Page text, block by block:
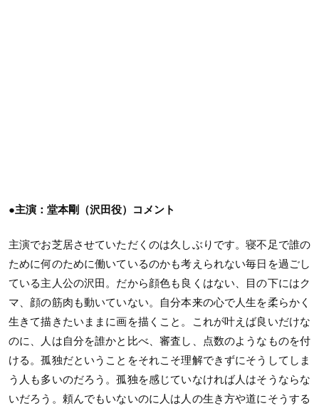
●主演：堂本剛（沢田役）コメント
主演でお芝居させていただくのは久しぶりです。寝不足で誰の
ために何のために働いているのかも考えられない毎日を過ごし
ている主人公の沢田。だから顔色も良くはない、目の下にはク
マ、顔の筋肉も動いていない。自分本来の心で人生を柔らかく
生きて描きたいままに画を描くこと。これが叶えば良いだけな
のに、人は自分を誰かと比べ、審査し、点数のようなものを付
ける。孤独だということをそれこそ理解できずにそうしてしま
う人も多いのだろう。孤独を感じていなければ人はそうならな
いだろう。頼んでもいないのに人は人の生き方や道にそうする